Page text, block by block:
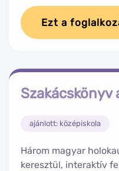
Ezt a
Szakácskönyv
ajánlott: középiskola
Három magyar
keresztül, interaktív